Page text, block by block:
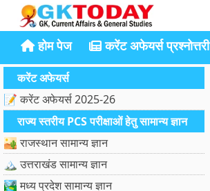
होम पेज करेंट अफेयर्स प्रश्नोत्तरी
करेंट अफेयर्स
📝 करेंट अफेयर्स 2025-26
राज्य स्तरीय PCS परीक्षाओं हेतु सामान्य ज्ञान
🏜️ राजस्थान सामान्य ज्ञान
🏔️ उत्तराखंड सामान्य ज्ञान
🏞️ मध्य प्रदेश सामान्य ज्ञान